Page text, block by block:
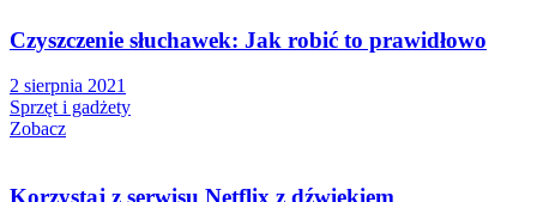
Czyszczenie słuchawek: Jak robić to prawidłowo
2 sierpnia 2021
Sprzęt i gadżety
Zobacz
Korzystaj z serwisu Netflix z dźwiękiem